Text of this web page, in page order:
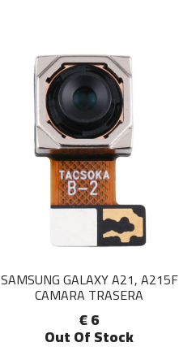
SAMSUNG GALAXY A21, A215F
CAMARA TRASERA
€ 6
Out Of Stock